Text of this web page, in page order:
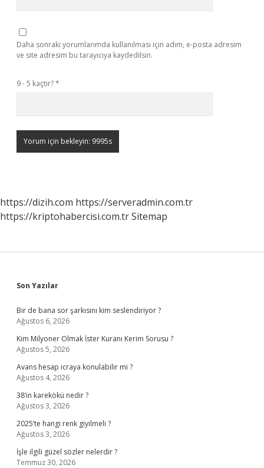
Daha sonraki yorumlarımda kullanılması için adım, e-posta adresim
ve site adresim bu tarayıcıya kaydedilsin.
9 - 5 kaçtır?*
https://dizih.com https://serveradmin.com.tr
https://kriptohabercisi.com.trSitemap
Sidebar
Son Yazılar
Bir de bana sor şarkısını kim seslendiriyor ?
Ağustos 6, 2026
Kim Milyoner Olmak İster Kuranı Kerim Sorusu ?
Ağustos 5, 2026
Avans hesap icraya konulabilir mi ?
Ağustos 4, 2026
38’in karekökü nedir ?
Ağustos 3, 2026
2025’te hangi renk giyilmeli ?
Ağustos 3, 2026
İşle ilgili güzel sözler nelerdir ?
Temmuz 30, 2026